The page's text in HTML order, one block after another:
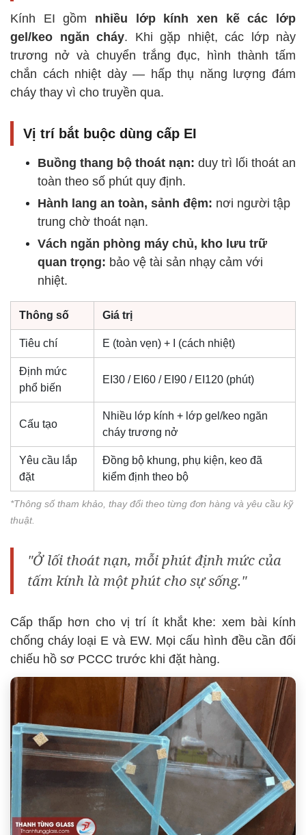
Kính EI gồm nhiều lớp kính xen kẽ các lớp
gel/keo ngăn cháy. Khi gặp nhiệt, các lớp này
trương nở và chuyển trắng đục, hình thành tấm
chắn cách nhiệt dày — hấp thụ năng lượng đám
cháy thay vì cho truyền qua.
Vị trí bắt buộc dùng cấp EI
Buồng thang bộ thoát nạn: duy trì lối thoát an
toàn theo số phút quy định.
Hành lang an toàn, sảnh đệm: nơi người tập
trung chờ thoát nạn.
Vách ngăn phòng máy chủ, kho lưu trữ
quan trọng: bảo vệ tài sản nhạy cảm với
nhiệt.
Thông số Giá trị
Tiêu chí E (toàn vẹn) + I (cách nhiệt)
Định mức
phổ biến
EI30 / EI60 / EI90 / EI120 (phút)
Cấu tạo
Nhiều lớp kính + lớp gel/keo ngăn
cháy trương nở
Yêu cầu lắp
đặt
Đồng bộ khung, phụ kiện, keo đã
kiểm định theo bộ
*Thông số tham khảo, thay đổi theo từng đơn hàng và yêu cầu kỹ
thuật.
"Ở lối thoát nạn, mỗi phút định mức của
tấm kính là một phút cho sự sống."
Cấp thấp hơn cho vị trí ít khắt khe: xem bài kính
chống cháy loại E và EW. Mọi cấu hình đều cần đối
chiếu hồ sơ PCCC trước khi đặt hàng.